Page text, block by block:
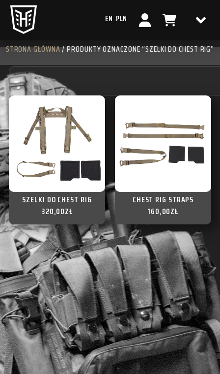
EN PLN
STRONA GŁÓWNA/ PRODUKTY OZNACZONE “SZELKI DO CHEST RIG”
SZELKI DO CHEST RIG
320,00ZŁ
CHEST RIG STRAPS
160,00ZŁ